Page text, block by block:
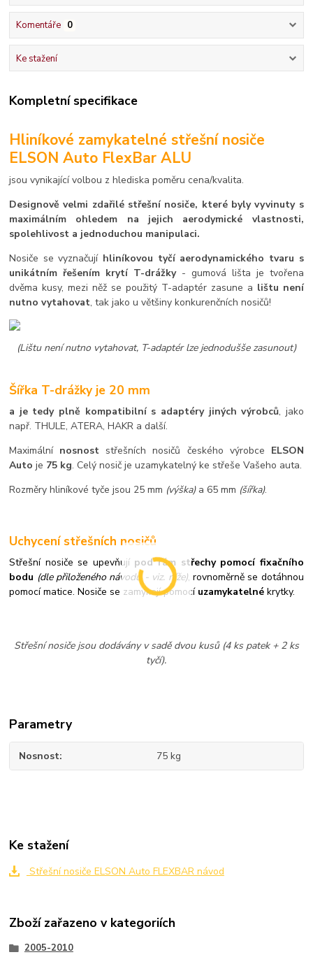
Komentáře 0
Ke stažení
Kompletní specifikace
Hliníkové zamykatelné střešní nosiče
ELSON Auto FlexBar ALU
jsou vynikající volbou z hlediska poměru cena/kvalita.
Designově velmi zdařilé střešní nosiče, které byly vyvinuty s
maximálním ohledem na jejich aerodymické vlastnosti,
spolehlivost a jednoduchou manipulaci.
Nosiče se vyznačují hliníkovou tyčí aerodynamického tvaru s
unikátním řešením krytí T-drážky- gumová lišta je tvořena
dvěma kusy, mezi něž se použitý T-adaptér zasune a lištu není
nutno vytahovat, tak jako u většiny konkurenčních nosičů!
(Lištu není nutno vytahovat, T-adaptér lze jednodušše zasunout)
Šířka T-drážky je 20 mm
a je tedy plně kompatibilní s adaptéry jiných výrobců, jako
např. THULE, ATERA, HAKR a další.
Maximální nosnost střešních nosičů českého výrobce ELSON
Autoje 75 kg. Celý nosič je uzamykatelný ke střeše Vašeho auta.
Rozměry hliníkové tyče jsou 25 mm (výška)a 65 mm (šířka).
Uchycení střešních nosičů
Střešní nosiče se upevňují pod rám střechy pomocí fixačního
bodu (dle přiloženého návodu - viz. níže), rovnoměrně se dotáhnou
pomocí matice. Nosiče se zamykají pomocí uzamykatelné krytky.
Střešní nosiče jsou dodávány v sadě dvou kusů (4 ks patek + 2 ks
tyčí).
Parametry
Nosnost 75 kg
Ke stažení
Střešní nosiče ELSON Auto FLEXBAR návod
Zboží zařazeno v kategoriích
2005-2010